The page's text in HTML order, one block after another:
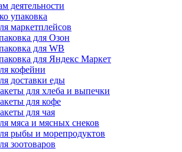
деятельности
упаковка
маркетплейсов
для Озон
для WB
для Яндекс Маркет
кофейни
доставки еды
для хлеба и выпечки
для кофе
для чая
мяса и мясных снеков
рыбы и морепродуктов
зоотоваров